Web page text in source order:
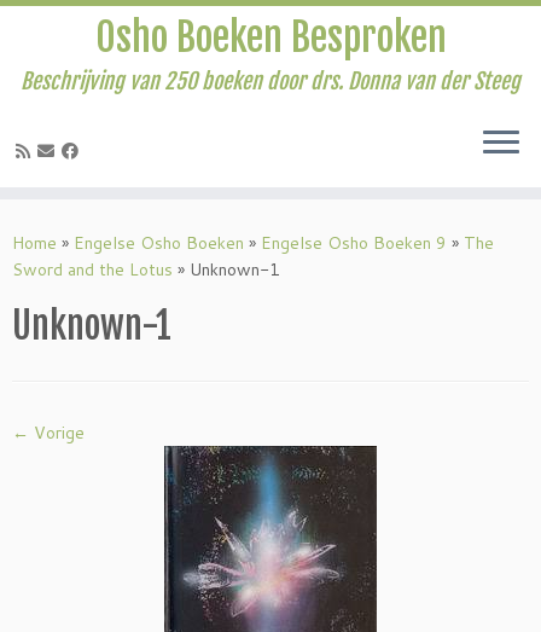
naar
inhoud
Osho Boeken Besproken
Beschrijving van 250 boeken door drs. Donna van der Steeg
Home » Engelse Osho Boeken » Engelse Osho Boeken 9 » The
Sword and the Lotus » Unknown-1
Unknown-1
← Vorige